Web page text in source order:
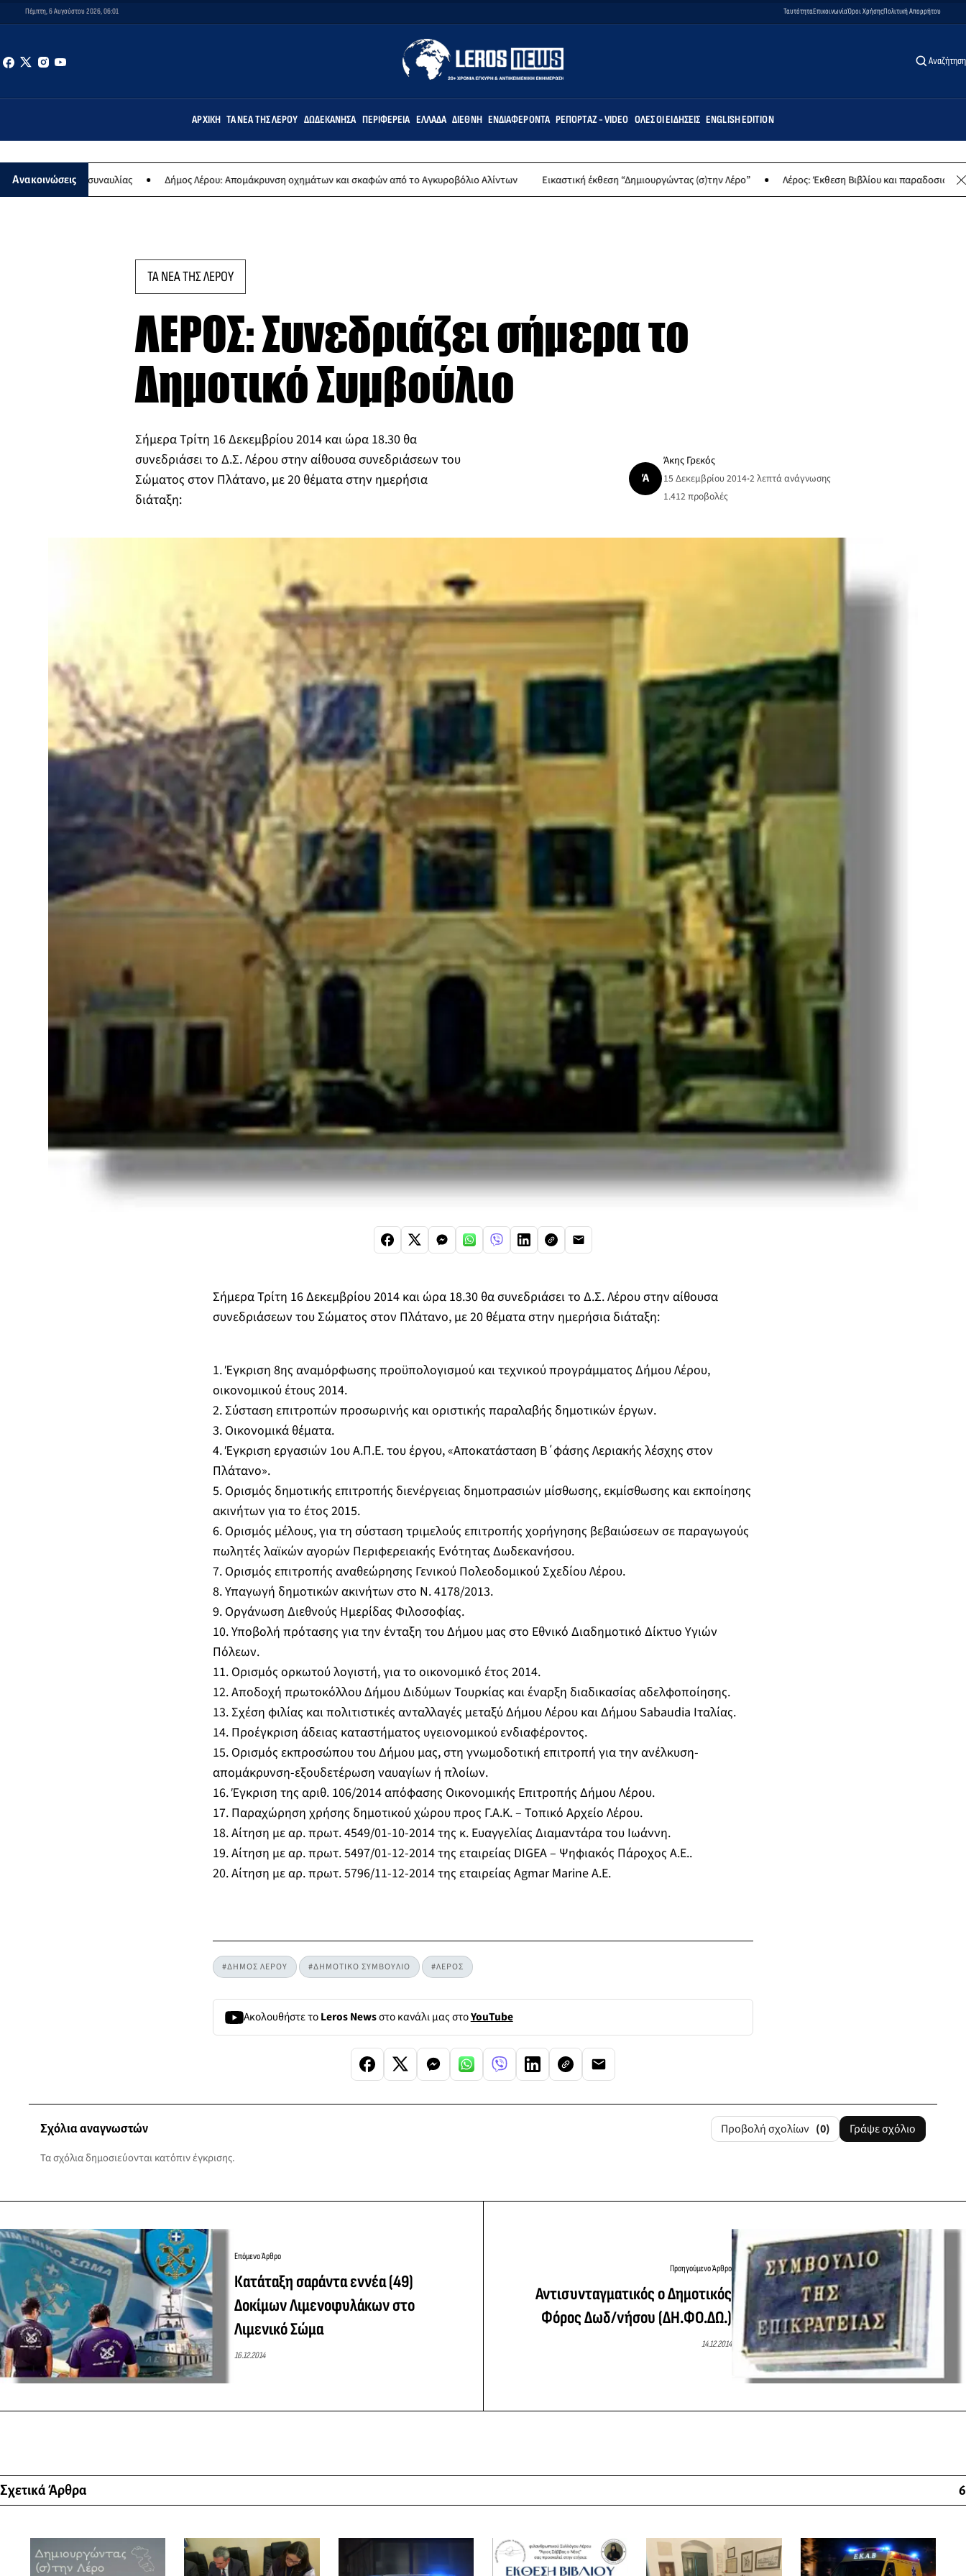
Πέμπτη, 6 Αυγούστου 2026, 06:01 ΤαυτότηταΕπικοινωνίαΌροι ΧρήσηςΠολιτική Απορρήτου
Αναζήτηση
ΑΡΧΙΚΉ ΤΑ ΝΈΑ ΤΗΣ ΛΈΡΟΥ ΔΩΔΕΚΆΝΗΣΑ ΠΕΡΙΦΈΡΕΙΑ ΕΛΛΆΔΑ ΔΙΕΘΝΉ ΕΝΔΙΑΦΈΡΟΝΤΑ ΡΕΠΟΡΤΆΖ - VIDEO ΌΛΕΣ ΟΙ ΕΙΔΉΣΕΙΣ ENGLISH EDITION
Ανακοινώσεις
συναυλίας Δήμος Λέρου: Απομάκρυνση οχημάτων και σκαφών από το Αγκυροβόλιο Αλίντων Εικαστική έκθεση “Δημιουργώντας (σ)την Λέρο” Λέρος: Έκθεση Βιβλίου και παραδοσιακών γλυκών
ΤΑ ΝΕΑ ΤΗΣ ΛΕΡΟΥ
ΛΕΡΟΣ: Συνεδριάζει σήμερα το
Δημοτικό Συμβούλιο
Σήμερα Τρίτη 16 Δεκεμβρίου 2014 και ώρα 18.30 θα
συνεδριάσει το Δ.Σ. Λέρου στην αίθουσα συνεδριάσεων του
Σώματος στον Πλάτανο, με 20 θέματα στην ημερήσια
διάταξη:
Ά
Άκης Γρεκός
15 Δεκεμβρίου 2014•2 λεπτά ανάγνωσης
1.412 προβολές
Σήμερα Τρίτη 16 Δεκεμβρίου 2014 και ώρα 18.30 θα συνεδριάσει το Δ.Σ. Λέρου στην αίθουσα
συνεδριάσεων του Σώματος στον Πλάτανο, με 20 θέματα στην ημερήσια διάταξη:
1. Έγκριση 8ης αναμόρφωσης προϋπολογισμού και τεχνικού προγράμματος Δήμου Λέρου,
οικονομικού έτους 2014.
2. Σύσταση επιτροπών προσωρινής και οριστικής παραλαβής δημοτικών έργων.
3. Οικονομικά θέματα.
4. Έγκριση εργασιών 1ου Α.Π.Ε. του έργου, «Αποκατάσταση Β ́ φάσης Λεριακής λέσχης στον
Πλάτανο».
5. Ορισμός δημοτικής επιτροπής διενέργειας δημοπρασιών μίσθωσης, εκμίσθωσης και εκποίησης
ακινήτων για το έτος 2015.
6. Ορισμός μέλους, για τη σύσταση τριμελούς επιτροπής χορήγησης βεβαιώσεων σε παραγωγούς
πωλητές λαϊκών αγορών Περιφερειακής Ενότητας Δωδεκανήσου.
7. Ορισμός επιτροπής αναθεώρησης Γενικού Πολεοδομικού Σχεδίου Λέρου.
8. Υπαγωγή δημοτικών ακινήτων στο Ν. 4178/2013.
9. Οργάνωση Διεθνούς Ημερίδας Φιλοσοφίας.
10. Υποβολή πρότασης για την ένταξη του Δήμου μας στο Εθνικό Διαδημοτικό Δίκτυο Υγιών
Πόλεων.
11. Ορισμός ορκωτού λογιστή, για το οικονομικό έτος 2014.
12. Αποδοχή πρωτοκόλλου Δήμου Διδύμων Τουρκίας και έναρξη διαδικασίας αδελφοποίησης.
13. Σχέση φιλίας και πολιτιστικές ανταλλαγές μεταξύ Δήμου Λέρου και Δήμου Sabaudia Ιταλίας.
14. Προέγκριση άδειας καταστήματος υγειονομικού ενδιαφέροντος.
15. Ορισμός εκπροσώπου του Δήμου μας, στη γνωμοδοτική επιτροπή για την ανέλκυση-
απομάκρυνση-εξουδετέρωση ναυαγίων ή πλοίων.
16. Έγκριση της αριθ. 106/2014 απόφασης Οικονομικής Επιτροπής Δήμου Λέρου.
17. Παραχώρηση χρήσης δημοτικού χώρου προς Γ.Α.Κ. – Τοπικό Αρχείο Λέρου.
18. Αίτηση με αρ. πρωτ. 4549/01-10-2014 της κ. Ευαγγελίας Διαμαντάρα του Ιωάννη.
19. Αίτηση με αρ. πρωτ. 5497/01-12-2014 της εταιρείας DIGEA – Ψηφιακός Πάροχος Α.Ε..
20. Αίτηση με αρ. πρωτ. 5796/11-12-2014 της εταιρείας Agmar Marine Α.Ε.
#ΔΗΜΟΣ ΛΕΡΟΥ #ΔΗΜΟΤΙΚΟ ΣΥΜΒΟΥΛΙΟ #ΛΕΡΟΣ
Ακολουθήστε τοLeros Newsστο κανάλι μας στοYouTube
Σχόλια αναγνωστών Προβολή σχολίων (0) Γράψε σχόλιο
Τα σχόλια δημοσιεύονται κατόπιν έγκρισης.
Επόμενο Άρθρο
Κατάταξη σαράντα εννέα (49)
Δοκίμων Λιμενοφυλάκων στο
Λιμενικό Σώμα
16.12.2014
Προηγούμενο Άρθρο
Αντισυνταγματικός ο Δημοτικός
Φόρος Δωδ/νήσου (ΔΗ.ΦΟ.ΔΩ.)
14.12.2014
Σχετικά Άρθρα 6